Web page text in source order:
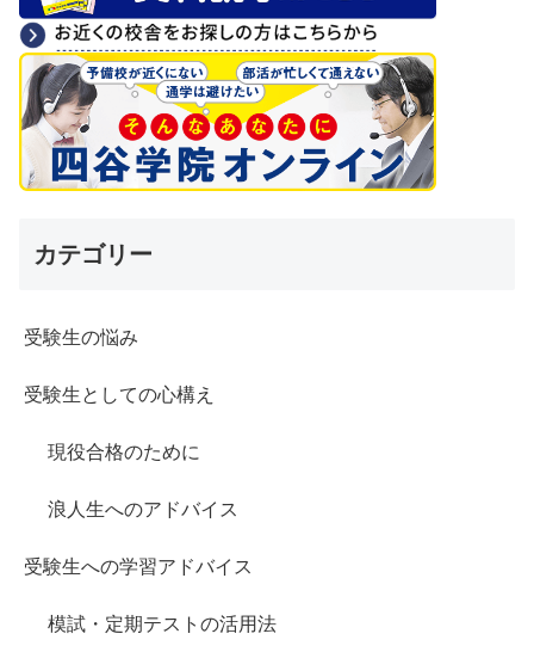
カテゴリー
受験生の悩み
受験生としての心構え
現役合格のために
浪人生へのアドバイス
受験生への学習アドバイス
模試・定期テストの活用法